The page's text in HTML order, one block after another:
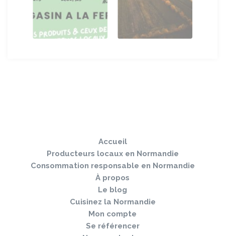
Accueil
Producteurs locaux en Normandie
Consommation responsable en Normandie
À propos
Le blog
Cuisinez la Normandie
Mon compte
Se référencer